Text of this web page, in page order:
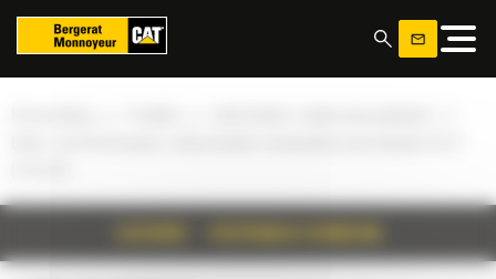
Panel zarządzania plikami cookies